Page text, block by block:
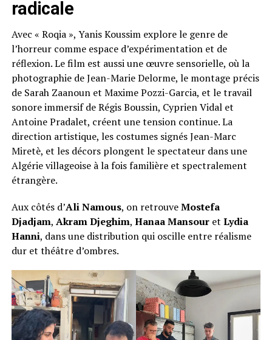
radicale
Avec « Roqia », Yanis Koussim explore le genre de
l’horreur comme espace d’expérimentation et de
réflexion. Le film est aussi une œuvre sensorielle, où la
photographie de Jean-Marie Delorme, le montage précis
de Sarah Zaanoun et Maxime Pozzi-Garcia, et le travail
sonore immersif de Régis Boussin, Cyprien Vidal et
Antoine Pradalet, créent une tension continue. La
direction artistique, les costumes signés Jean-Marc
Miretè, et les décors plongent le spectateur dans une
Algérie villageoise à la fois familière et spectralement
étrangère.
Aux côtés d’Ali Namous, on retrouveMostefa
Djadjam, Akram Djeghim, Hanaa Mansouret Lydia
Hanni, dans une distribution qui oscille entre réalisme
dur et théâtre d’ombres.